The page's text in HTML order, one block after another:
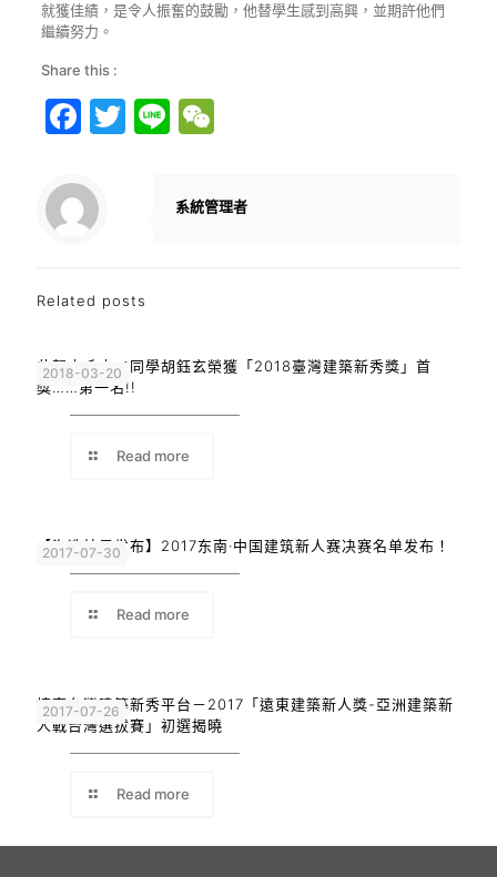
就獲佳績，是令人振奮的鼓勵，他替學生感到高興，並期許他們
繼續努力。
Share this :
Facebook
Twitter
LineWeChat
系統管理者
Related posts
2018-03-20
恭賀本系大二同學胡鈺玄榮獲「2018臺灣建築新秀獎」首
獎……第一名!!
Read more
2017-07-30
【海选结果发布】2017东南·中国建筑新人赛决赛名单发布！
Read more
2017-07-26
培育台灣建築新秀平台－2017「遠東建築新人獎-亞洲建築新
人戰台灣選拔賽」初選揭曉
Read more